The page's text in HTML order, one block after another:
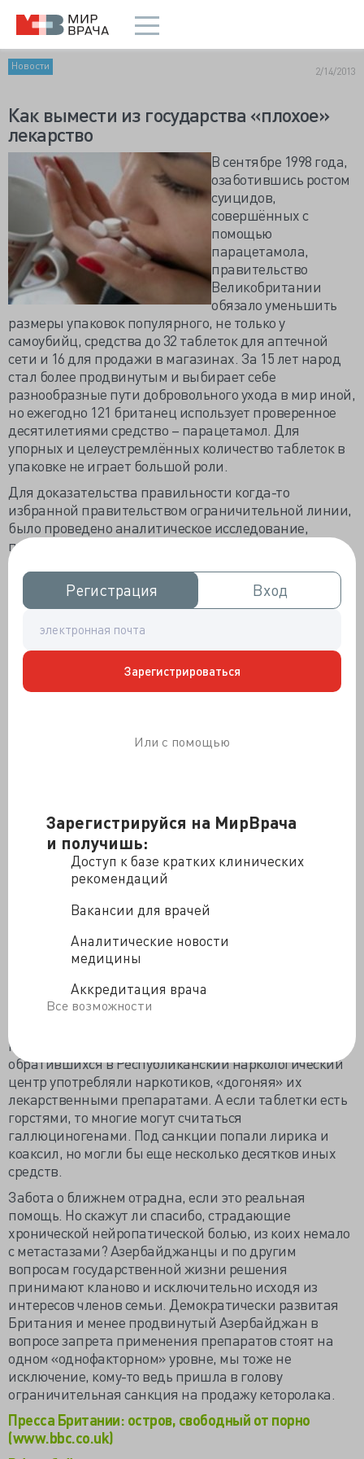
Зарегистрируйся на МирВрача
и получишь:
Доступ к базе кратких клинических
рекомендаций
Вакансии для врачей
Аналитические новости
медицины
Аккредитация врача
Все возможности
Регистрация
Регистрация Вход
Вход
Зарегистрироваться
Или с помощью
Новости 2/14/2013
Как вымести из государства «плохое»
лекарство
В сентябре 1998 года,
озаботившись ростом
суицидов,
совершённых с
помощью
парацетамола,
правительство
Великобритании
обязало уменьшить
размеры упаковок популярного, не только у
самоубийц, средства до 32 таблеток для аптечной
сети и 16 для продажи в магазинах. За 15 лет народ
стал более продвинутым и выбирает себе
разнообразные пути добровольного ухода в мир иной,
но ежегодно 121 британец использует проверенное
десятилетиями средство – парацетамол. Для
упорных и целеустремлённых количество таблеток в
упаковке не играет большой роли.
Для доказательства правильности когда-то
избранной правительством ограничительной линии,
было проведено аналитическое исследование,
посчитавшее с 1993 по 2009 годы парацетамольные
сиуциды, а заодно и трансплантации, обусловленные
токсическим повреждением печени оным
лекарственным средством. Результаты убедили во
суициды сократились на 43%, а трансплантации
печени на 61%.
Если уж до конца делать по науке, надо бы сначала
привести неоспоримые доказательства собственной
подстегнул британцев, вооружившихся публикацией
параллельно, что препарат входит в список жизненно
важных лекарственных средств, разработанный ВОЗ.
Аргументом была ежегодная выписка британскими
врачами 5 миллионов рецептов на диклофенак, будто
Вот и в Азербайджане Фармакологический и
фармакопейный экспертный совета Минздрава
решил пойти навстречу гражданам, родственники
коаксилом, и запретить импорт «до полного
мониторинга рисков и исследований», исключить
прекратить их продажи. В 2012 году 45%
обратившихся в Республиканский наркологический
центр употребляли наркотиков, «догоняя» их
лекарственными препаратами. А если таблетки есть
горстями, то многие могут считаться
галлюциногенами. Под санкции попали лирика и
коаксил, но могли бы еще несколько десятков иных
средств.
Забота о ближнем отрадна, если это реальная
помощь. Но скажут ли спасибо, страдающие
хронической нейропатической болью, из коих немало
с метастазами? Азербайджанцы и по другим
вопросам государственной жизни решения
принимают кланово и исключительно исходя из
интересов членов семьи. Демократически развитая
Британия и менее продвинутый Азербайджан в
вопросе запрета применения препаратов стоят на
одном «однофакторном» уровне, мы тоже не
исключение, кому-то ведь пришла в голову
ограничительная санкция на продажу кеторолака.
Пресса Британии: остров, свободный от порно
(www.bbc.co.uk)